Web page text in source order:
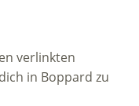
verlinkten
in Boppard zu